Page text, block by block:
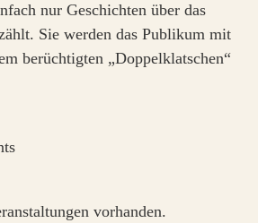
nur Geschichten über das
Sie werden das Publikum mit
berüchtigten „Doppelklatschen“
vorhanden.